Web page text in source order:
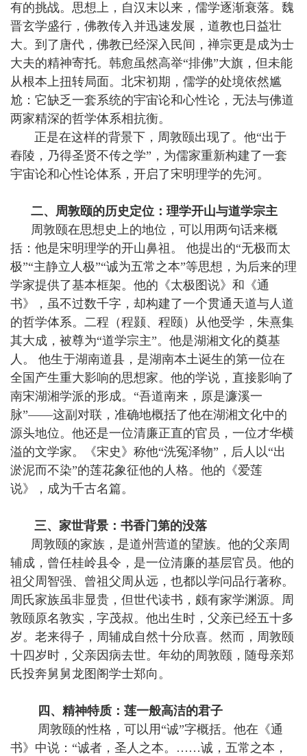
有的挑战。思想上，自汉末以来，儒学逐渐衰落。魏
晋玄学盛行，佛教传入并迅速发展，道教也日益壮
大。到了唐代，佛教已经深入民间，禅宗更是成为士
大夫的精神寄托。韩愈虽然高举“排佛”大旗，但未能
从根本上扭转局面。北宋初期，儒学的处境依然尴
尬：它缺乏一套系统的宇宙论和心性论，无法与佛道
两家精深的哲学体系相抗衡。
正是在这样的背景下，周敦颐出现了。他“出于
舂陵，乃得圣贤不传之学”，为儒家重新构建了一套
宇宙论和心性论体系，开启了宋明理学的先河。
二、周敦颐的历史定位：理学开山与道学宗主
周敦颐在思想史上的地位，可以用两句话来概
括：他是宋明理学的开山鼻祖。 他提出的“无极而太
极”“主静立人极”“诚为五常之本”等思想，为后来的理
学家提供了基本框架。他的《太极图说》和《通
书》，虽不过数千字，却构建了一个贯通天道与人道
的哲学体系。二程（程颢、程颐）从他受学，朱熹集
其大成，被尊为“道学宗主”。他是湖湘文化的奠基
人。 他生于湖南道县，是湖南本土诞生的第一位在
全国产生重大影响的思想家。他的学说，直接影响了
南宋湖湘学派的形成。“吾道南来，原是濂溪一
脉”——这副对联，准确地概括了他在湖湘文化中的
源头地位。他还是一位清廉正直的官员，一位才华横
溢的文学家。《宋史》称他“洗冤泽物”，后人以“出
淤泥而不染”的莲花象征他的人格。他的《爱莲
说》，成为千古名篇。
三、家世背景：书香门第的没落
周敦颐的家族，是道州营道的望族。他的父亲周
辅成，曾任桂岭县令，是一位清廉的基层官员。他的
祖父周智强、曾祖父周从远，也都以学问品行著称。
周氏家族虽非显贵，但世代读书，颇有家学渊源。周
敦颐原名敦实，字茂叔。他出生时，父亲已经五十多
岁。老来得子，周辅成自然十分欣喜。然而，周敦颐
十四岁时，父亲因病去世。年幼的周敦颐，随母亲郑
氏投奔舅舅龙图阁学士郑向。
四、精神特质：莲一般高洁的君子
周敦颐的性格，可以用“诚”字概括。他在《通
书》中说：“诚者，圣人之本。……诚，五常之本，